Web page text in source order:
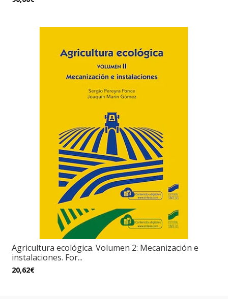
Agricultura ecológica. Volumen 2: Mecanización e
instalaciones. For...
20,62€